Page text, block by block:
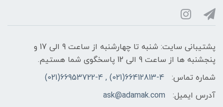
پشتیبانی سایت: شنبه تا چهارشنبه از ساعت 9 الی 17 و
پنجشنبه ها از ساعت 9 الی 12 پاسخگوی شما هستیم.
شماره تماس:
66412813-4(021) , 66953722-4(021)
آدرس ایمیل:
ask@adamak.com